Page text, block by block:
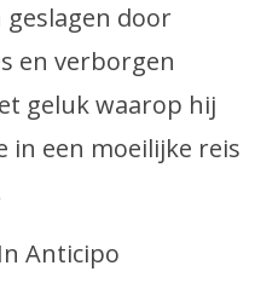
door
en verborgen
geluk waarop hij
in een moeilijke reis